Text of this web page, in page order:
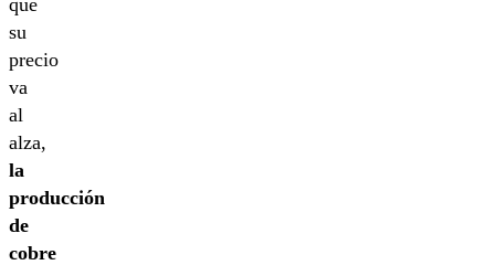
su
precio
va
al
alza,
la
producción
de
cobre